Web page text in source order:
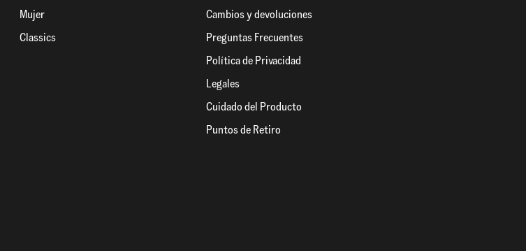
Mujer
Classics
Cambios y devoluciones
Preguntas Frecuentes
Política de Privacidad
Legales
Cuidado del Producto
Puntos de Retiro